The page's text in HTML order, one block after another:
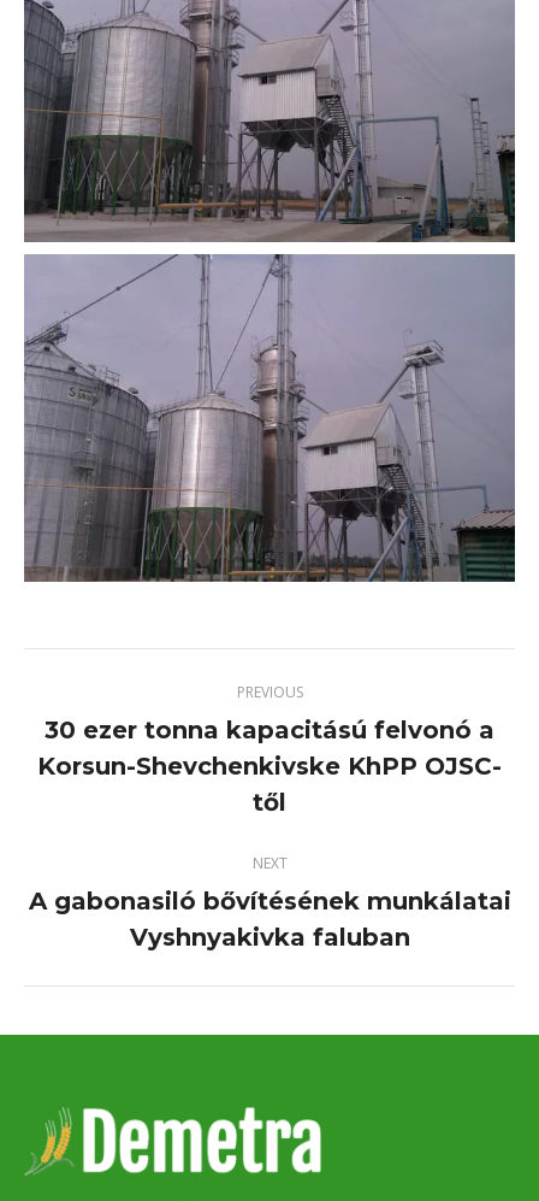
PREVIOUS
Previous
project:
30 ezer tonna kapacitású felvonó a
Korsun-Shevchenkivske KhPP OJSC-
től
NEXT
Next
project:
A gabonasiló bővítésének munkálatai
Vyshnyakivka faluban